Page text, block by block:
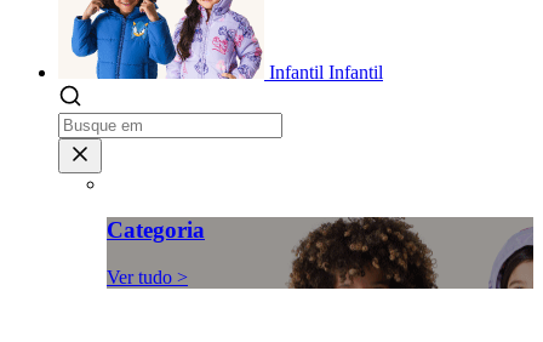
Infantil Infantil
Categoria
Ver tudo >